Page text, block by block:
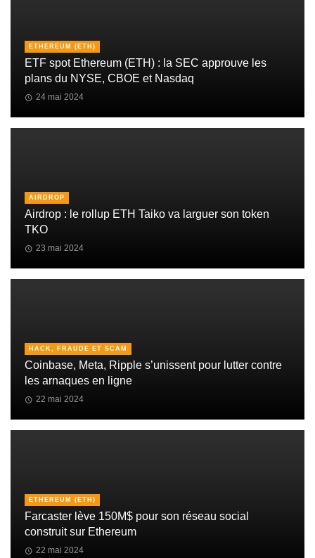
ETHEREUM (ETH)
ETF spot Ethereum (ETH) : la SEC approuve les
plans du NYSE, CBOE et Nasdaq
24 mai 2024
AIRDROP
Airdrop : le rollup ETH Taiko va larguer son token
TKO
23 mai 2024
HACK, FRAUDE ET SCAM
Coinbase, Meta, Ripple s’unissent pour lutter contre
les arnaques en ligne
22 mai 2024
ETHEREUM (ETH)
Farcaster lève 150M$ pour son réseau social
construit sur Ethereum
22 mai 2024